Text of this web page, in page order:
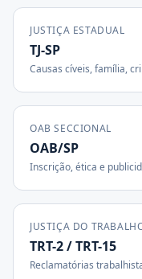
JUSTIÇA ESTADUAL
TJ-SP
Causas cíveis, família,
OAB SECCIONAL
OAB/SP
Inscrição, ética e
JUSTIÇA DO
TRT-2 / TRT-15
Reclamatórias